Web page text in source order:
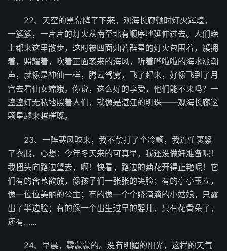
22、天空的黑幕降了下来，观海长廊顿时灯火辉煌，
一簇簇，一片片的灯火从南至北有顺序地延伸过去。人们晚
上都来这里散步，这时被四面灿若群星的灯火包围着，簇拥
着，照耀着，吹着正面袭来的海风，听着哗啦啦的海水涨潮
声，就像是神仙一样，腾云驾雾，飞了起来，好像飞到了月
宫去看仙女嫦娥。你说，这么好的享受，他们能不来吗？一
盏盏灯无私地照着人们，就像是湛江的明珠——观海长廊这
颗星越来越璀璨。
23、一阵寒风吹来，我不禁打了个冷颤，我连忙裹紧
了衣服，心想：今年冬天来的可真早，我还没做好准备呢！
我扭头向路边望去，啊！快看，路边的菊花开得正艳呢！它
们有的含苞欲放，像孩子们一张张的笑脸；有的亭亭玉立，
像一位位美丽的公主；有的像一个个娇滴滴的小姑娘，只露
出了半边脸；有的像一个出生过早的婴儿，只有花骨朵了，
还有……
24、早晨，雾蒙蒙的。没有明媚的阳光，这样的天气